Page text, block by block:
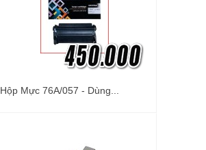
Hộp Mực 76A/057 - Dùng...